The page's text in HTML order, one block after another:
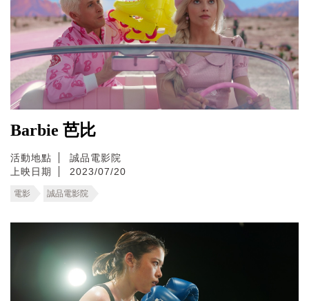
Barbie 芭比
活動地點
誠品電影院
上映日期
2023/07/20
電影 誠品電影院